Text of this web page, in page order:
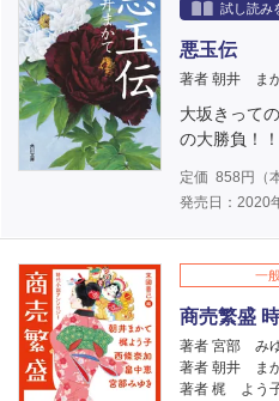
試し読み
悪玉伝
著者 朝井 ま
大坂きって
の大勝負！！
定価 858 円（
発売日：2020
一
商売繁盛
著者 宮部 み
著者 朝井 ま
著者 梶 よう